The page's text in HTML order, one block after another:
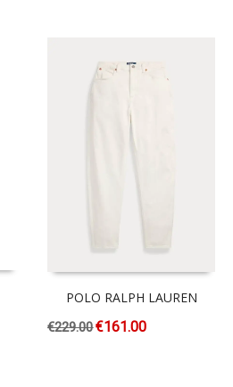
POLO RALPH LAUREN
€229.00€161.00